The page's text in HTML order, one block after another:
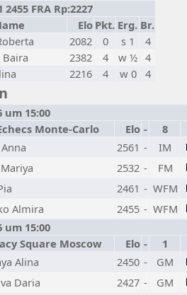
FRA Rp:2227
Elo Pkt. Erg. Br.
2082 0 s 1
4
Baira 2382 4 w ½ 4
2216 4 w 0 4
um 15:00
Monte-Carlo Elo -
8
2561 -
IM
2532 -
FM
2461 - WFM
Almira 2455 - WFM
um 15:00
Square Moscow Elo - 1
Alina 2450 -
GM
Daria 2427 -
GM